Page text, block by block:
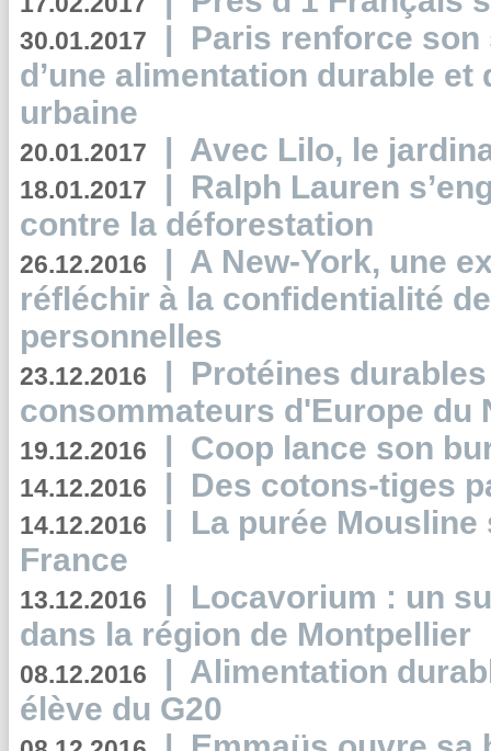
30.01.2017 | Paris renforce
d’une alimentation durable et
urbaine
20.01.2017 | Avec Lilo, le
18.01.2017 | Ralph Lauren
contre la déforestation
26.12.2016 | A New-York, une
réfléchir à la confidentialité
personnelles
23.12.2016 | Protéines
consommateurs d'Europe du
19.12.2016 | Coop lance son
14.12.2016 | Des cotons-tiges
14.12.2016 | La purée
France
13.12.2016 | Locavorium : un
dans la région de Montpellier
08.12.2016 | Alimentation
élève du G20